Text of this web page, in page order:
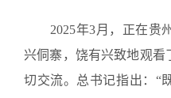
2025年3月，正在贵
兴侗寨，饶有兴致地观看
切交流。总书记指出：“